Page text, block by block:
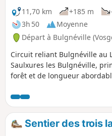
11,70 km
+185 m
3h 50
Moyenne
Départ à Bulgnéville
Circuit reliant Bulgnéville au
Saulxures les Bulgnéville,
forêt et de longueur
Sentier des trois